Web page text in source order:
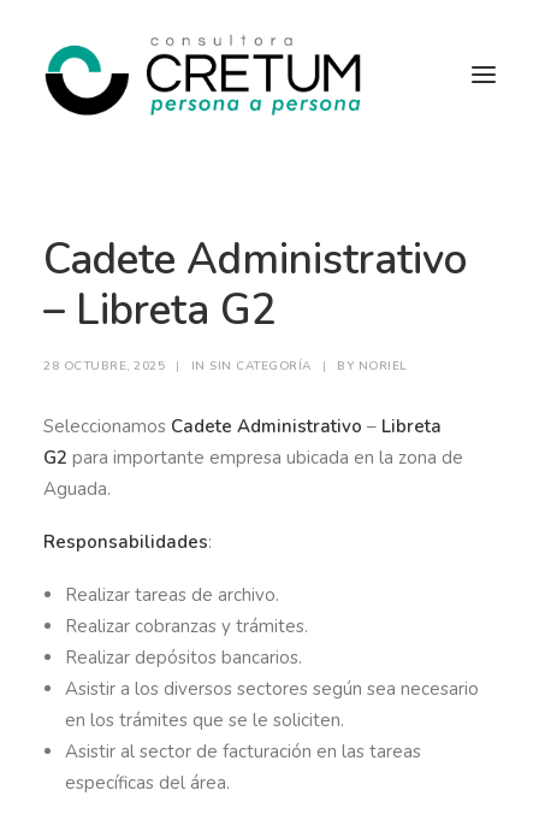
SERVICIOS
SOBRE NOSOTROS
CONTACTO
Cadete Administrativo
– Libreta G2
28 OCTUBRE, 2025 | IN SIN CATEGORÍA | BY NORIEL
Seleccionamos Cadete Administrativo – Libreta
G2 para importante empresa ubicada en la zona de
Aguada.
Responsabilidades:
Realizar tareas de archivo.
Realizar cobranzas y trámites.
Realizar depósitos bancarios.
Asistir a los diversos sectores según sea necesario
en los trámites que se le soliciten.
Asistir al sector de facturación en las tareas
específicas del área.